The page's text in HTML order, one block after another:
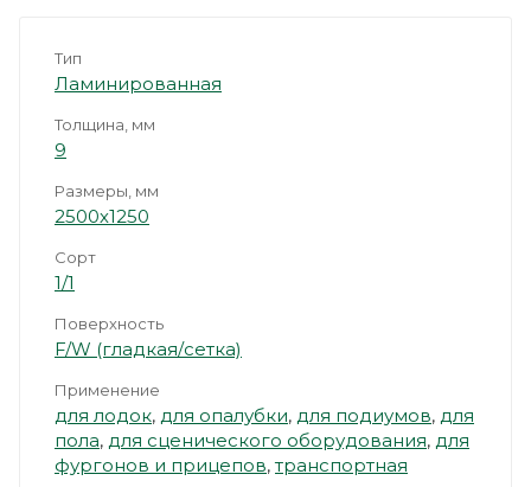
Тип
Ламинированная
Толщина, мм
9
Размеры, мм
2500х1250
Сорт
1/1
Поверхность
F/W (гладкая/сетка)
Применение
для лодок, для опалубки, для подиумов, для
пола, для сценического оборудования, для
фургонов и прицепов,транспортная